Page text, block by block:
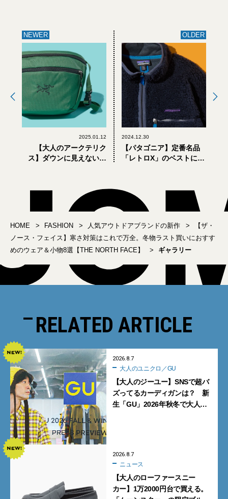
NEWER
2025.01.12
【大人のアークテリク
ス】ダウンに見えない新
バリーで大人が買うべき8
OLDER
2024.12.30
【パタゴニア】定番名品
「レトロX」のベストに春
る」8選【patagonia】
HOME FASHION 人気アウトドアブランドの新作
【ザ・
ノース・フェイス】寒さ対策はこれで万全。冬物ラスト買いにおすす
めのウェア＆小物8選【THE NORTH FACE】
ギャラリー
RELATED ARTICLE
2026.8.7
大人のユニクロ／GU
【大人のジーユー】SNSで超バ
ズってるカーディガンは？ 新
生「GU」2026年秋冬で大人メ
2026.8.7
ニュース
【大人のローファースニー
カー】1万2000円台で買える。